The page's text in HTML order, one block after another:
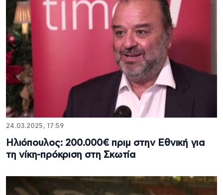
24.03.2025, 17:59
Ηλιόπουλος: 200.000€ πριμ στην Εθνική για
τη νίκη-πρόκριση στη Σκωτία